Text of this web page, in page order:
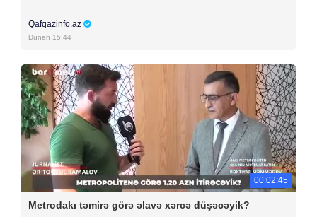
Qafqazinfo.az
Dünən 15:44
00:02:45
Metrodakı təmirə görə əlavə xərcə düşəcəyik?